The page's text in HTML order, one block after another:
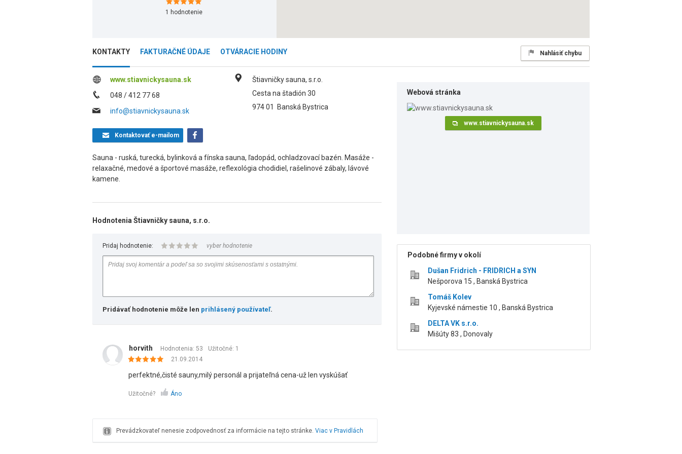
1 hodnotenie
KONTAKTY FAKTURAČNÉ ÚDAJE OTVÁRACIE HODINY Nahlásiť chybu
www.stiavnickysauna.sk
048 / 412 77 68
info@stiavnickysauna.sk
Štiavničky sauna, s.r.o.
Cesta na štadión 30
974 01
Banská Bystrica
Kontaktovaťe-mailom
Sauna - ruská, turecká, bylinková a fínska sauna, ľadopád, ochladzovací bazén. Masáže -
relaxačné, medové a športové masáže, reflexológia chodidiel, rašelinové zábaly, lávové
kamene.
Hodnotenia Štiavničky sauna, s.r.o.
Pridaj hodnotenie: vyber hodnotenie
Pridávať hodnotenie môže len prihlásený používateľ.
horvith Hodnotenia: 53 Užitočné: 1
21.09.2014
perfektné,čisté sauny,milý personál a prijateľná cena-už len vyskúšať
Užitočné? Áno
Prevádzkovateľ nenesie zodpovednosť za informácie na tejto stránke. Viac v Pravidlách
Webová stránka
www.stiavnickysauna.sk
Podobné firmy v okolí
Dušan Fridrich - FRIDRICH a SYN
Nešporova 15 , Banská Bystrica
Tomáš Kolev
Kyjevské námestie 10 , Banská Bystrica
DELTA VK s.r.o.
Mišúty 83 , Donovaly